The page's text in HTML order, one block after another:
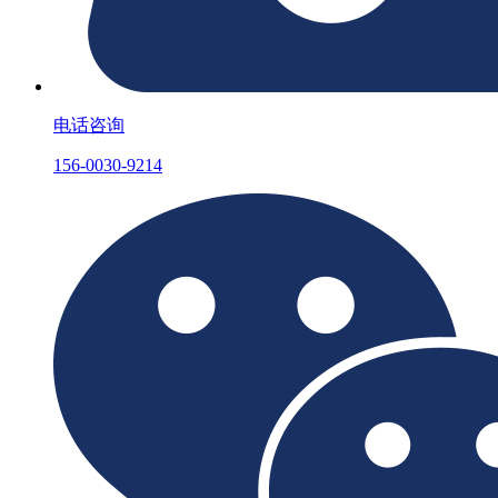
电话咨询
156-0030-9214